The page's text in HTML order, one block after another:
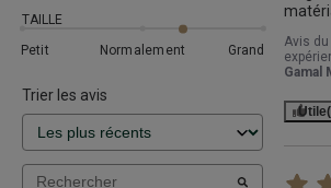
TAILLE
Petit
Normalement Grand
Trier les avis
Avis du
Gamal
Utile